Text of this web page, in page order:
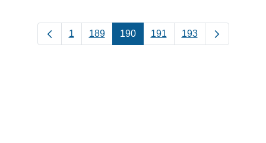
1 189 190 191 193